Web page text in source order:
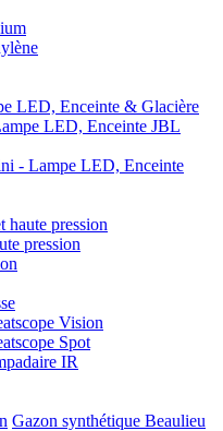
LED, Enceinte & Glacière
LED, Enceinte JBL
- Lampe LED, Enceinte
haute pression
pression
Vision
Spot
IR
Gazon synthétique Beaulieu